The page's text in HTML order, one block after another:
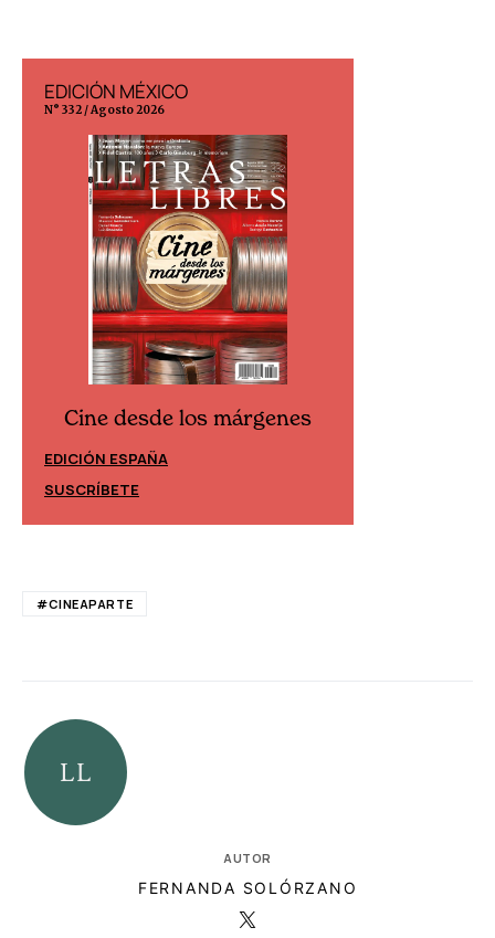
EDICIÓN MÉXICO
N° 332 / Agosto 2026
Cine desde los márgenes
EDICIÓN ESPAÑA
SUSCRÍBETE
#CINEAPARTE
AUTOR
FERNANDA SOLÓRZANO